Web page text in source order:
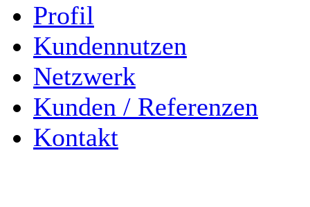
Profil
Kundennutzen
Netzwerk
Kunden / Referenzen
Kontakt